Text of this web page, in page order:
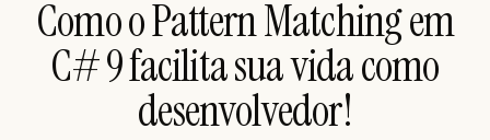
Como o Pattern Matching em
C# 9 facilita sua vida como
desenvolvedor!